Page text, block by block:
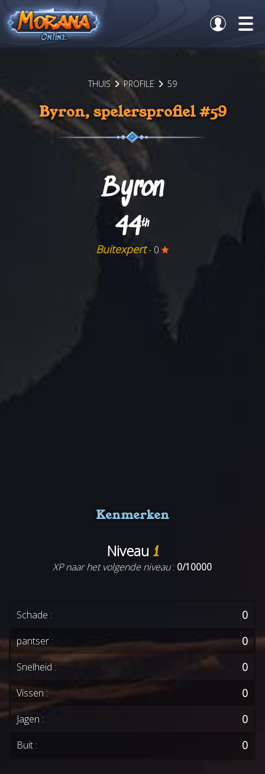
THUIS PROFILE 59
Byron, spelersprofiel #59
Byron
44th
Buitexpert- 0
Kenmerken
Niveau 1
XP naar het volgende niveau: 0/10000
Schade : 0
pantser : 0
Snelheid : 0
Vissen : 0
Jagen : 0
Buit : 0